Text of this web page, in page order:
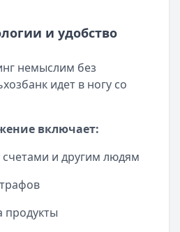
и удобство
немыслим без
идет в ногу со
включает:
и другим людям
продукты